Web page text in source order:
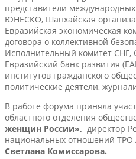
представители
ЮНЕСКО, Шанхайская
Евразийская экономическая
договора о коллективной
Исполнительный комитет СНГ,
Евразийский банк развития
институтов гражданского
политические деятели,
В работе форума приняла
областного отделения
женщин России», директор
национальных отношений ТРО
Светлана Комиссарова.